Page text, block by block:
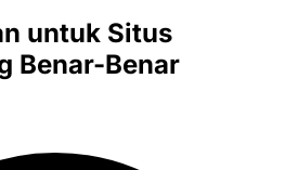
untuk Situs
Benar-Benar